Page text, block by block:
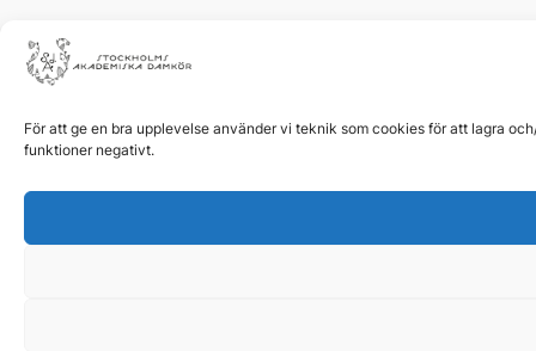
För att ge en bra upplevelse använder vi teknik som cookies för att lagra
funktioner negativt.